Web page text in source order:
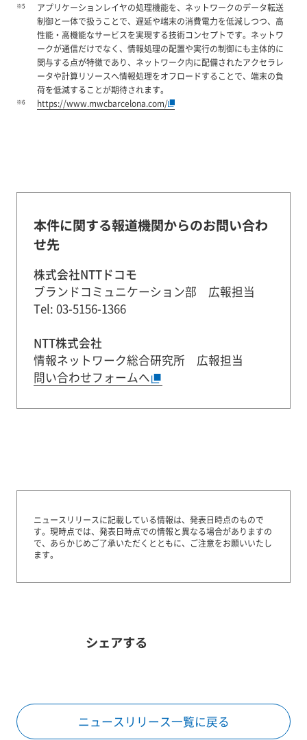
※5
アプリケーションレイヤの処理機能を、ネットワークのデータ転送
制御と一体で扱うことで、遅延や端末の消費電力を低減しつつ、高
性能・高機能なサービスを実現する技術コンセプトです。ネットワ
ークが通信だけでなく、情報処理の配置や実行の制御にも主体的に
関与する点が特徴であり、ネットワーク内に配備されたアクセラレ
ータや計算リソースへ情報処理をオフロードすることで、端末の負
荷を低減することが期待されます。
※6 https://www.mwcbarcelona.com/
本件に関する報道機関からのお問い合わ
せ先
株式会社NTTドコモ
ブランドコミュニケーション部 広報担当
Tel: 03-5156-1366
NTT株式会社
情報ネットワーク総合研究所 広報担当
問い合わせフォームへ
ニュースリリースに記載している情報は、発表日時点のもので
す。 現時点では、発表日時点での情報と異なる場合がありますの
で、あらかじめご了承いただくとともに、ご注意をお願いいたし
ます。
シェアする
ニュースリリース一覧に戻る